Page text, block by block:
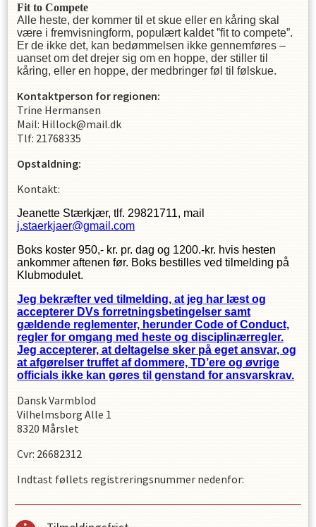
Fit to Compete
Alle heste, der kommer til et skue eller en kåring skal
være i fremvisningform, populært kaldet ”fit to compete”.
Er de ikke det, kan bedømmelsen ikke gennemføres –
uanset om det drejer sig om en hoppe, der stiller til
kåring, eller en hoppe, der medbringer føl til følskue.
Kontaktperson for regionen:
Trine Hermansen
Mail: Hillock@mail.dk
Tlf: 21768335
Opstaldning:
Kontakt:
Jeanette Stærkjær, tlf. 29821711, mail
j.staerkjaer@gmail.com
Boks koster 950,- kr. pr. dag og 1200.-kr. hvis hesten
ankommer aftenen før. Boks bestilles ved tilmelding på
Klubmodulet.
Jeg bekræfter ved tilmelding, at jeg har læst og
accepterer DVs forretningsbetingelser samt
gældende reglementer, herunder Code of Conduct,
regler for omgang med heste og disciplinærregler.
Jeg accepterer, at deltagelse sker på eget ansvar, og
at afgørelser truffet af dommere, TD’ere og øvrige
officials ikke kan gøres til genstand for ansvarskrav.
Dansk Varmblod
Vilhelmsborg Alle 1
8320 Mårslet
Cvr: 26682312
Indtast føllets registreringsnummer nedenfor: